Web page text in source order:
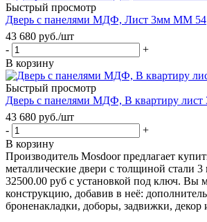
Быстрый просмотр
Дверь с панелями МДФ, Лист 3мм ММ 54
43 680 руб./шт
-
+
В корзину
Быстрый просмотр
Дверь с панелями МДФ, В квартиру
43 680 руб./шт
-
+
В корзину
Производитель Mosdoor предлагает
металлические двери с толщиной стали
32500.00 руб с установкой под ключ. Вы
конструкцию, добавив в неё:
броненакладки, доборы, задвижки, декор